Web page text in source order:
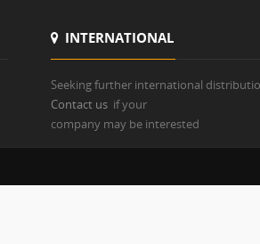
INTERNATIONAL
Seeking further international
Contact us if your
company may be interested